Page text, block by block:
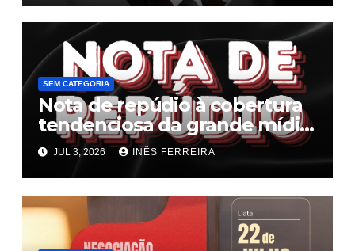
SEM CATEGORIA
Nota de repúdio à cobertura
tendenciosa da grande mídia
sobre o fim da escala 6×1
JUL 3, 2026 INÊS FERREIRA